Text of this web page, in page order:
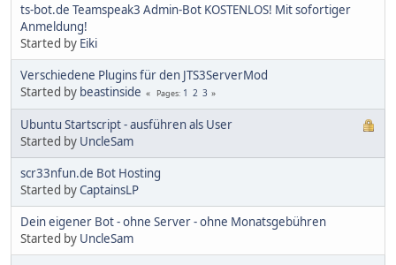
ts-bot.de Teamspeak3 Admin-Bot KOSTENLOS! Mit sofortiger
Anmeldung!
Started by Eiki
Verschiedene Plugins für den JTS3ServerMod
Started by beastinside Pages 1 2 3
Ubuntu Startscript - ausführen als User
Started by UncleSam
scr33nfun.de Bot Hosting
Started byCaptainsLP
Dein eigener Bot - ohne Server - ohne Monatsgebühren
Started by UncleSam